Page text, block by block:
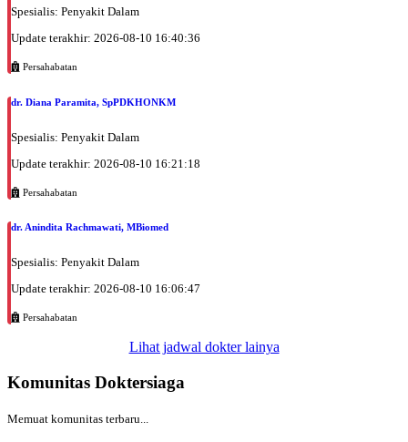
Spesialis: Penyakit Dalam
Update terakhir: 2026-08-10 16:40:36
Persahabatan
dr. Diana Paramita, SpPDKHONKM
Spesialis: Penyakit Dalam
Update terakhir: 2026-08-10 16:21:18
Persahabatan
dr. Anindita Rachmawati, MBiomed
Spesialis: Penyakit Dalam
Update terakhir: 2026-08-10 16:06:47
Persahabatan
Lihat jadwal dokter lainya
Komunitas Doktersiaga
Memuat komunitas terbaru...